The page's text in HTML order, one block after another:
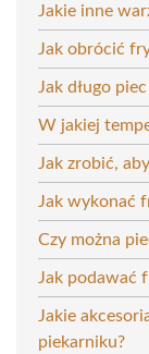
Jakie inne
Jak obrócić
Jak długo
W jakiej
Jak zrobić,
Jak wykonać
Czy można
Jak podawać
Jakie
piekarniku?